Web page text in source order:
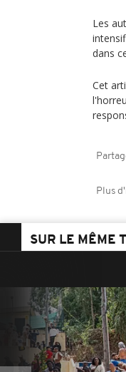
Les
dans
Cet
Plus
SUR LE MÊME